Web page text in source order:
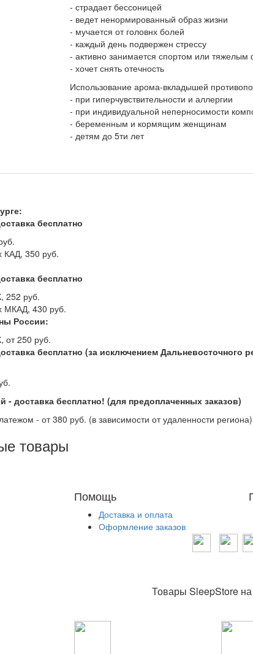
- страдает бессоницей
- ведет ненормированный образ жизни
- мучается от головнх болей
- каждый день подвержен стрессу
- активно занимается спортом или тяжелым
- хочет снять отечность
Использование арома-вкладышей
- при гиперчувствительности и аллергии
- при индивидуальной неперносимости
- беременным и кормящим женщинам
- детям до 5ти лет
бесплатно
КАД, 350 руб.
бесплатно
252 руб.
МКАД, 430 руб.
России:
250 руб.
бесплатно (за исключением Дальневосточного
- доставка бесплатно! (для предоплаченных заказов)
- от 380 руб. (в зависимости от удаленности региона)
товары
Помощь
Доставка и оплата
Оформление заказов
Товары SleepStore на